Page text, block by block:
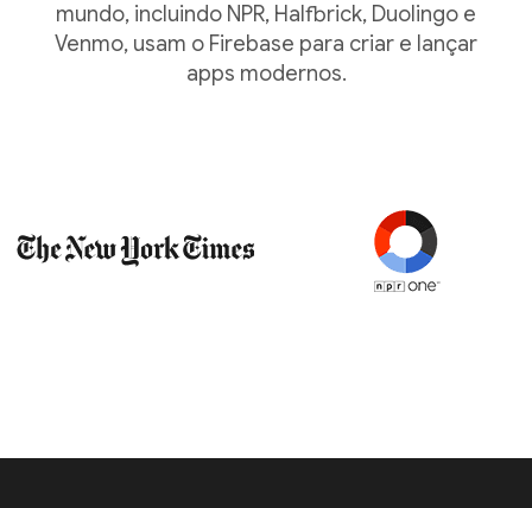
mundo, incluindo NPR, Halfbrick, Duolingo e
Venmo, usam o Firebase para criar e lançar
apps modernos.